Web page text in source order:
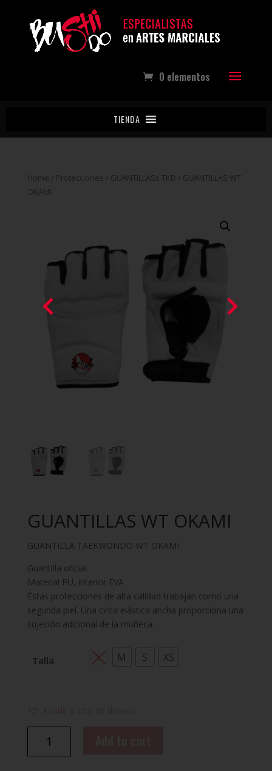
0 elementos
TIENDA
Home / Protecciones / GUANTILLASs TKD / GUANTILLAS WT
OKAMI
GUANTILLAS WT OKAMI
GUANTILLA TAEKWONDO WT OKAMI
Guantilla oficial.
Material PU, interior EVA
Estas protecciones de alta calidad trabajan como una
segunda piel. Una cinta elástica ancha proporciona una
sujeción adicional de la muñeca.
Talla L M S XS